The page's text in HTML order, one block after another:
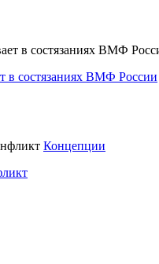
в состязаниях ВМФ России
Концепции